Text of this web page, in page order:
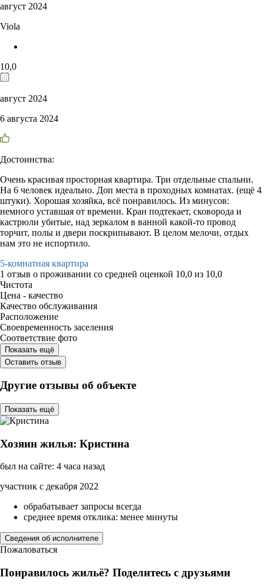
август 2024
Viola
10,0
август 2024
6 августа 2024
Достоинства:
Очень красивая просторная квартира. Три отдельные спальни.
На 6 человек идеально. Доп места в проходных комнатах. (ещё 4
штуки). Хорошая хозяйка, всё понравилось. Из минусов:
немного уставшая от времени. Кран подтекает, сковорода и
кастрюли убитые, над зеркалом в ванной какой-то провод
торчит, полы и двери поскрипывают. В целом мелочи, отдых
нам это не испортило.
5-комнатная квартира
1 отзыв о проживании со средней оценкой 10,0 из 10,0
Чистота
Цена - качество
Качество обслуживания
Расположение
Своевременность заселения
Соответствие фото
Показать ещё
Оставить отзыв
Другие отзывы об объекте
Показать ещё
Хозяин жилья: Кристина
был на сайте: 4 часа назад
участник с декабря 2022
обрабатывает запросы всегда
среднее время отклика: менее минуты
Сведения об исполнителе
Пожаловаться
Понравилось жильё? Поделитесь с друзьями